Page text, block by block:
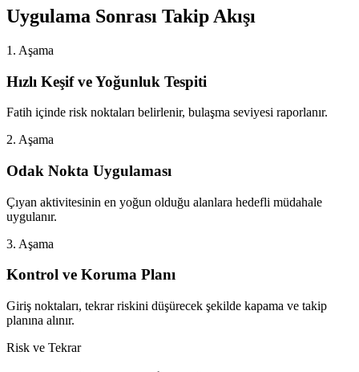
Uygulama Sonrası Takip Akışı
1. Aşama
Hızlı Keşif ve Yoğunluk Tespiti
Fatih içinde risk noktaları belirlenir, bulaşma seviyesi raporlanır.
2. Aşama
Odak Nokta Uygulaması
Çıyan aktivitesinin en yoğun olduğu alanlara hedefli müdahale
uygulanır.
3. Aşama
Kontrol ve Koruma Planı
Giriş noktaları, tekrar riskini düşürecek şekilde kapama ve takip
planına alınır.
Risk ve Tekrar